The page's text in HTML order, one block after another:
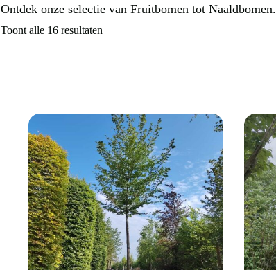
Ontdek onze selectie van Fruitbomen tot Naaldbomen.
Toont alle 16 resultaten